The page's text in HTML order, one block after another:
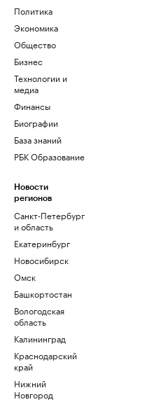
Политика
Экономика
Общество
Бизнес
Технологии и
медиа
Финансы
Биографии
База знаний
РБК Образование
Новости
регионов
Санкт-Петербург
и область
Екатеринбург
Новосибирск
Омск
Башкортостан
Вологодская
область
Калининград
Краснодарский
край
Нижний
Новгород